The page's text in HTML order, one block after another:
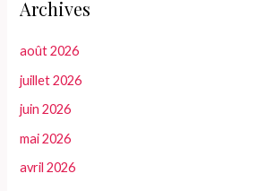
Archives
août 2026
juillet 2026
juin 2026
mai 2026
avril 2026